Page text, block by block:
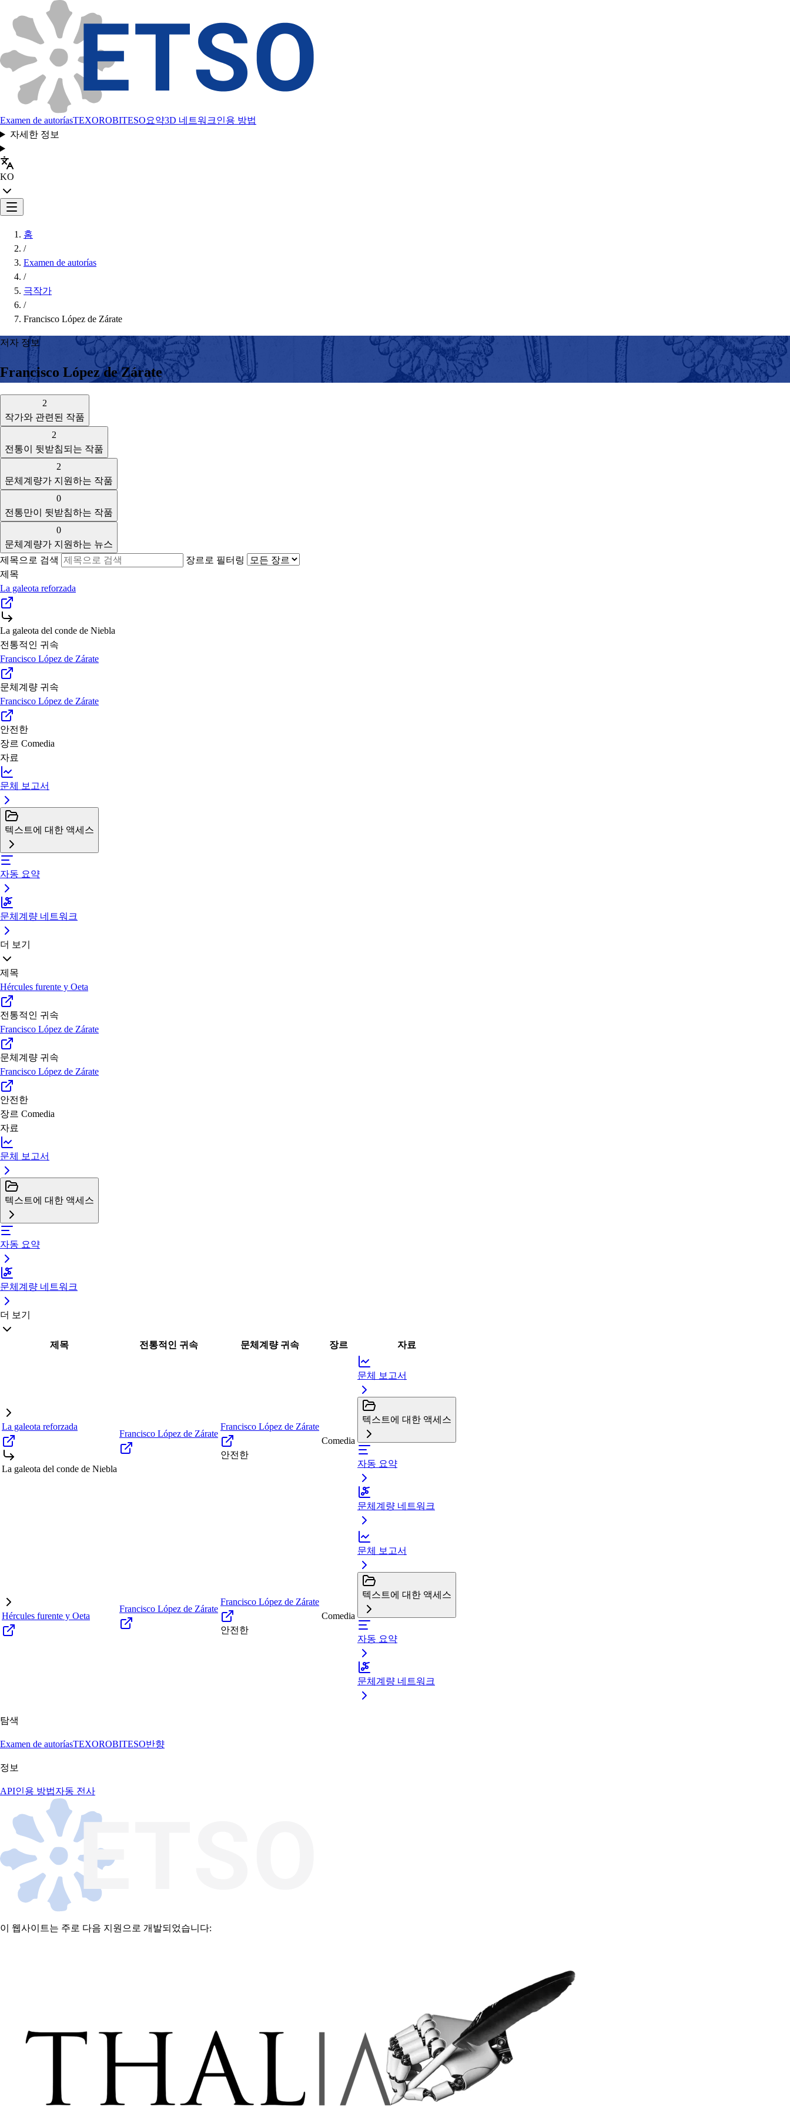
Examen de autoríasTEXOROBITESO요약3D 네트워크인용 방법
자세한 정보
KO
홈
/
Examen de autorías
/
극작가
/
Francisco López de Zárate
저자 정보
Francisco López de Zárate
2
작가와 관련된 작품
2
전통이 뒷받침되는 작품
2
문체계량가 지원하는 작품
0
전통만이 뒷받침하는 작품
0
문체계량가 지원하는 뉴스
제목으로 검색
장르로 필터링
제목
La galeota reforzada
La galeota del conde de Niebla
전통적인 귀속
Francisco López de Zárate
문체계량 귀속
Francisco López de Zárate
안전한
장르 Comedia
자료
문체 보고서
텍스트에 대한 액세스
자동 요약
문체계량 네트워크
더 보기
제목
Hércules furente y Oeta
전통적인 귀속
Francisco López de Zárate
문체계량 귀속
Francisco López de Zárate
안전한
장르 Comedia
자료
문체 보고서
텍스트에 대한 액세스
자동 요약
문체계량 네트워크
더 보기
제목 전통적인 귀속 문체계량 귀속 장르 자료
La galeota reforzada
La galeota del conde de Niebla
Francisco López de Zárate
Francisco López de Zárate
안전한
Comedia
문체 보고서
텍스트에 대한 액세스
자동 요약
문체계량 네트워크
Hércules furente y Oeta
Francisco López de Zárate
Francisco López de Zárate
안전한
Comedia
문체 보고서
텍스트에 대한 액세스
자동 요약
문체계량 네트워크
탐색
Examen de autoríasTEXOROBITESO반향
정보
API인용 방법자동 전사
이 웹사이트는 주로 다음 지원으로 개발되었습니다: